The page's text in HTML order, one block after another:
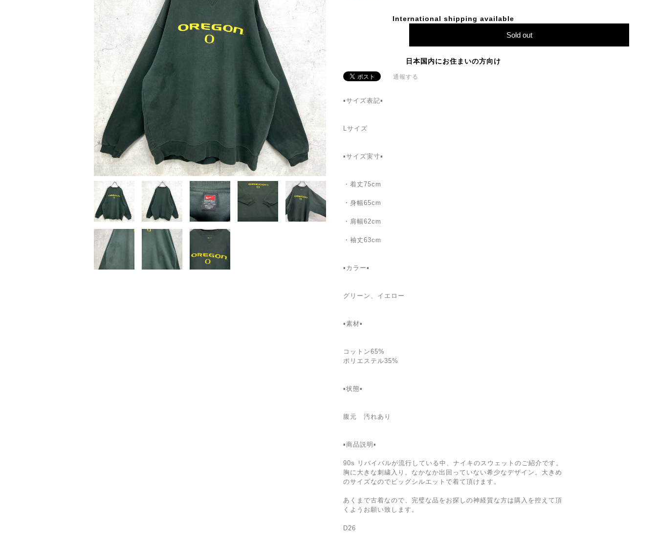
International shipping available
Sold out
日本国内にお住まいの方向け
通報する
▪️サイズ表記▪️
Lサイズ
▪️サイズ実寸▪️
・着丈75cm
・身幅65cm
・肩幅62cm
・袖丈63cm
▪️カラー▪️
グリーン、イエロー
▪️素材▪️
コットン65%
ポリエステル35%
▪️状態▪️
腹元 汚れあり
▪️商品説明▪️
90s リバイバルが流行している中、ナイキのスウェットのご紹介です。
胸に大きな刺繍入り。なかなか出回っていない希少なデザイン。大きめ
のサイズなのでビッグシルエットで着て頂けます。
あくまで古着なので、完璧な品をお探しの神経質な方は購入を控えて頂
くようお願い致します。
D26